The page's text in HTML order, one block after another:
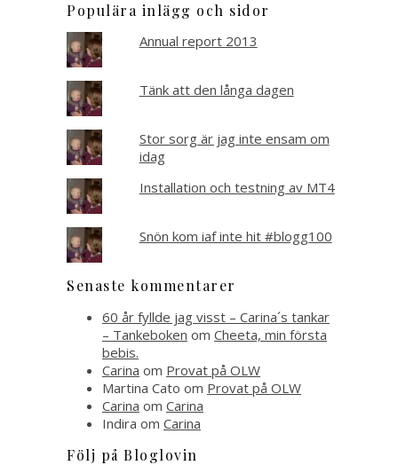
Populära inlägg och sidor
Annual report 2013
Tänk att den långa dagen
Stor sorg är jag inte ensam om
idag
Installation och testning av MT4
Snön kom iaf inte hit #blogg100
Senaste kommentarer
60 år fyllde jag visst – Carina´s tankar
– Tankeboken om Cheeta, min första
bebis.
Carina om Provat på OLW
Martina Cato om Provat på OLW
Carina om Carina
Indira om Carina
Följ på Bloglovin